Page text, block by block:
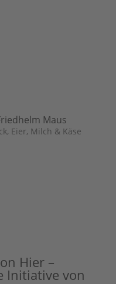
Maus
, Eier, Milch & Käse
Hier –
Initiative von